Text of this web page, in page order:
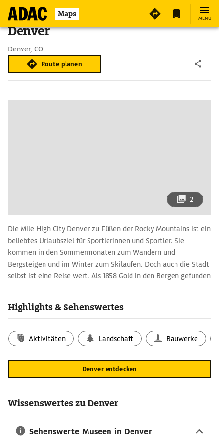
Maps MENÜ
Denver
Denver, CO
Route planen
2
Die Mile High City Denver zu Füßen der Rocky Mountains ist ein
beliebtes Urlaubsziel für Sportlerinnen und Sportler. Sie
kommen in den Sommermonaten zum Wandern und
Bergsteigen und im Winter zum Skilaufen. Doch auch die Stadt
selbst ist eine Reise wert. Als 1858 Gold in den Bergen gefunden
South Platte River niederließen. Als Gründer der Stadt gilt der
Denver benannte, um sich bei ihm einzuschmeicheln.
Zu den wichtigsten Sehenswürdigkeiten der Stadt gehört das
vor dem sich der Civic Center Park mit mehreren
benachbarten katholischen Kathedrale stammen aus München.
Nur einen kurzen Spaziergang entfernt, erklärt das History
Highlights & Sehenswertes
Aktivitäten Landschaft Bauwerke
Denver entdecken
Wissenswertes zu Denver
Sehenswerte Museen in Denver